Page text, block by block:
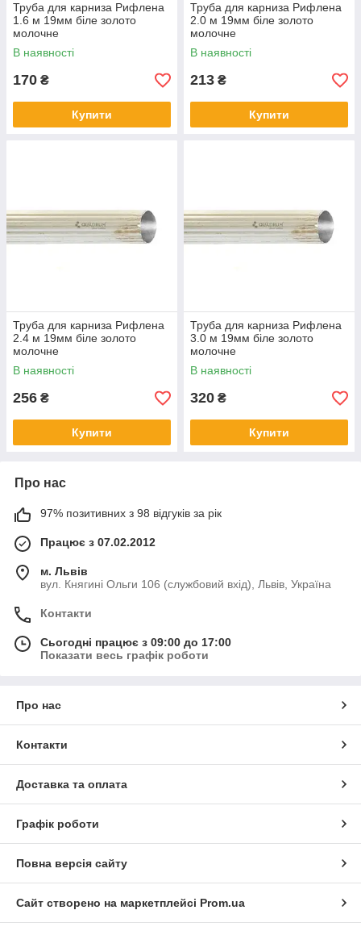
Труба для карниза Рифлена
1.6 м 19мм біле золото
молочне
В наявності
170 ₴
Купити
Труба для карниза Рифлена
2.0 м 19мм біле золото
молочне
В наявності
213 ₴
Купити
Труба для карниза Рифлена
2.4 м 19мм біле золото
молочне
В наявності
256 ₴
Купити
Труба для карниза Рифлена
3.0 м 19мм біле золото
молочне
В наявності
320 ₴
Купити
Про нас
97% позитивних з 98 відгуків за рік
Працює з 07.02.2012
м. Львів
вул. Княгині Ольги 106 (службовий вхід), Львів, Україна
Контакти
Сьогодні працює з 09:00 до 17:00
Показати весь графік роботи
Про нас
Контакти
Доставка та оплата
Графік роботи
Повна версія сайту
Сайт створено на маркетплейсі Prom.ua